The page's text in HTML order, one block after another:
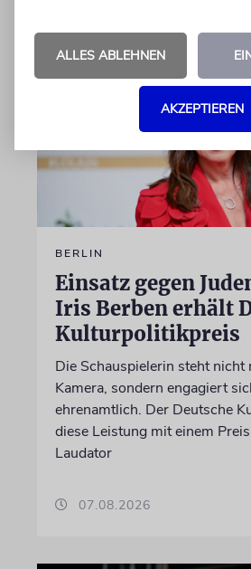
BERLIN
Einsatz gegen
Iris Berben erhält
Kulturpolitikpreis
Die Schauspielerin steht nicht
Kamera, sondern engagiert
ehrenamtlich. Der Deutsche
diese Leistung mit einem
Laudator
07.08.2026
ALLES ABLEHNEN
AKZEPTIEREN